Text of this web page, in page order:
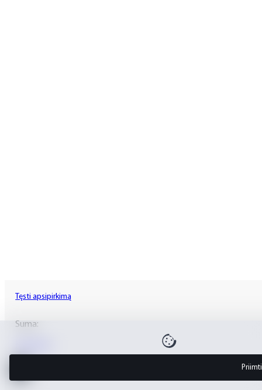
Tęsti apsipirkimą
Suma: